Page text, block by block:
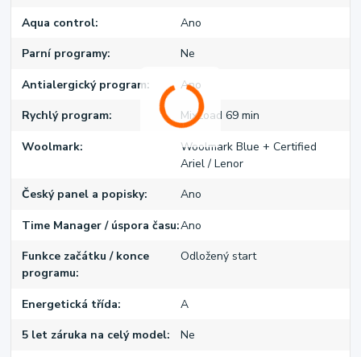
Aqua control Ano
Parní programy Ne
Antialergický program Ano
Rychlý program MixLoad 69 min
Woolmark
Woolmark Blue + Certified
Ariel / Lenor
Český panel a popisky Ano
Time Manager / úspora času Ano
Funkce začátku / konce
programu
Odložený start
Energetická třída A
5 let záruka na celý model Ne